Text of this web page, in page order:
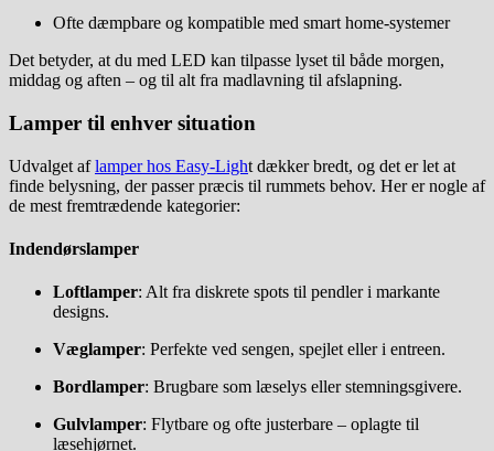
Ofte dæmpbare og kompatible med smart home-systemer
Det betyder, at du med LED kan tilpasse lyset til både morgen,
middag og aften – og til alt fra madlavning til afslapning.
Lamper til enhver situation
Udvalget aflamper hos Easy-Light dækker bredt, og det er let at
finde belysning, der passer præcis til rummets behov. Her er nogle af
de mest fremtrædende kategorier:
Indendørslamper
Loftlamper: Alt fra diskrete spots til pendler i markante
designs.
Væglamper: Perfekte ved sengen, spejlet eller i entreen.
Bordlamper: Brugbare som læselys eller stemningsgivere.
Gulvlamper: Flytbare og ofte justerbare – oplagte til
læsehjørnet.